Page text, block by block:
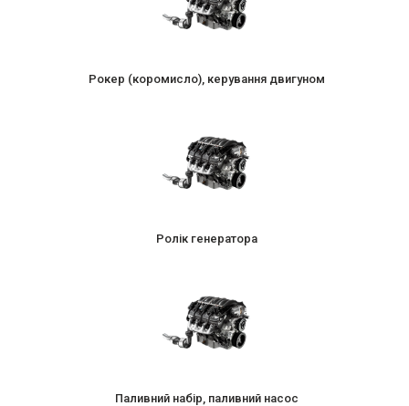
Рокер (коромисло), керування двигуном
Ролік генератора
Паливний набір, паливний насос